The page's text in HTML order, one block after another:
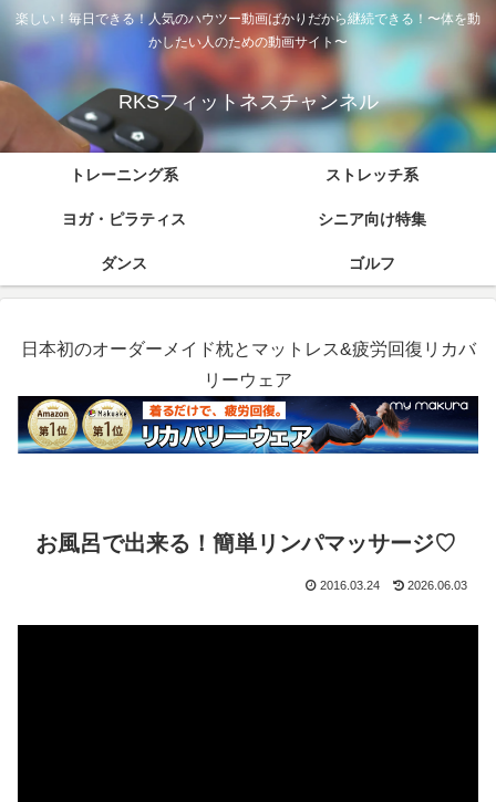
楽しい！毎日できる！人気のハウツー動画ばかりだから継続できる！〜体を動
かしたい人のための動画サイト〜
RKSフィットネスチャンネル
トレーニング系 ストレッチ系
ヨガ・ピラティス シニア向け特集
ダンス ゴルフ
日本初のオーダーメイド枕とマットレス&疲労回復リカバ
リーウェア
お風呂で出来る！簡単リンパマッサージ♡
2016.03.24 2026.06.03